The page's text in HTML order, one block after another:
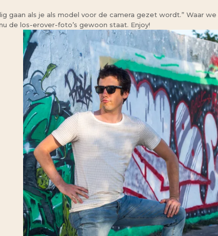
gaan als je als model voor de camera gezet wordt.” Waar we
de los-erover-foto’s gewoon staat. Enjoy!